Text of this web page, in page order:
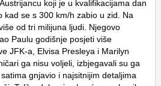
koji je u kvalifikacijama dan
kad se s 300 km/h zabio u zid. Na
od tri milijuna ljudi. Njegovo
Paulu godišnje posjeti više
JFK-a, Elvisa Presleya i Marilyn
ga nisu voljeli, izbjegavali su ga
gnjavio i najsitnijim detaljima